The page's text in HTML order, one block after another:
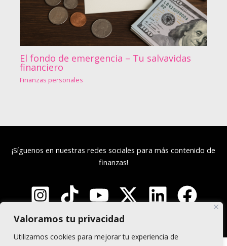
Valoramos tu privacidad
Utilizamos cookies para mejorar tu experiencia de
El fondo de emergencia – Tu salvavidas
financiero
Finanzas personales
¡Síguenos en nuestras redes sociales para más contenido de
finanzas!